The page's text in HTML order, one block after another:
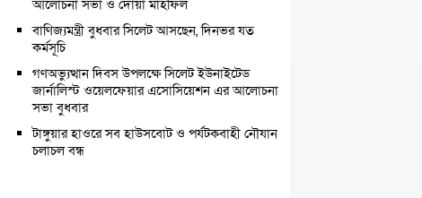
আলোচনা সভা ও দোয়া মাহফিল
বাণিজ্যমন্ত্রী বুধবার সিলেট আসছেন, দিনভর যত
কর্মসূচি
গণঅভ্যুত্থান দিবস উপলক্ষে সিলেট ইউনাইটেড
জার্নালিস্ট ওয়েলফেয়ার এসোসিয়েশন এর আলোচনা
সভা বুধবার
টাঙ্গুয়ার হাওরে সব হাউসবোট ও পর্যটকবাহী নৌযান
চলাচল বন্ধ